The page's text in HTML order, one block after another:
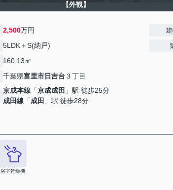
【外観】
2,500万円
5LDK＋S(納戸)
160.13㎡
千葉県富里市日吉台 ３丁目
京成本線 「京成成田 」駅 徒歩25分
成田線 「成田 」駅 徒歩28分
浴室乾燥機